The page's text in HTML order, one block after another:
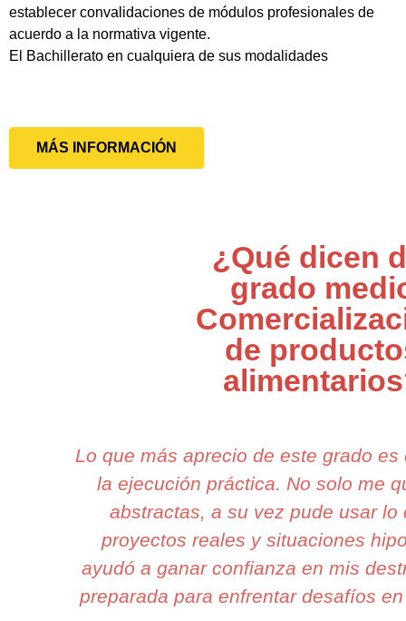
establecer convalidaciones de módulos profesionales de
acuerdo a la normativa vigente.
El Bachillerato en cualquiera de sus modalidades
MÁS INFORMACIÓN
¿Qué dicen
grado
de
Lo que más aprecio de este grado
la ejecución práctica. No solo me
abstractas, a su vez pude usar lo
proyectos reales y situaciones
ayudó a ganar confianza en mis
preparada para enfrentar desafíos